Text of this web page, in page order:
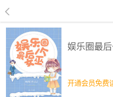
娱乐圈最
开通会员免费